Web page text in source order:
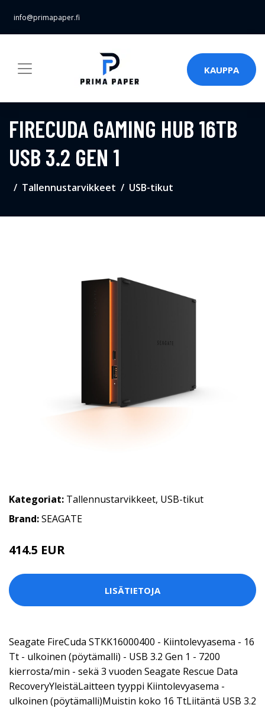
info@primapaper.fi
KAUPPA
FIRECUDA GAMING HUB 16TB
USB 3.2 GEN 1
Tallennustarvikkeet USB-tikut
Kategoriat: Tallennustarvikkeet, USB-tikut
Brand:SEAGATE
414.5 EUR
LISÄTIETOJA
Seagate FireCuda STKK16000400 - Kiintolevyasema - 16
Tt - ulkoinen (pöytämalli) - USB 3.2 Gen 1 - 7200
kierrosta/min - sekä 3 vuoden Seagate Rescue Data
RecoveryYleistäLaitteen tyyppi Kiintolevyasema -
ulkoinen (pöytämalli)Muistin koko 16 TtLiitäntä USB 3.2